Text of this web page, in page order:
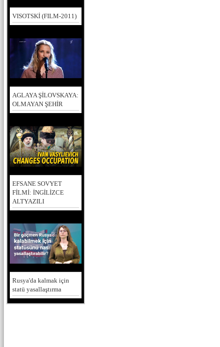
VISOTSKİ (FILM-2011)
AGLAYA ŞİLOVSKAYA:
OLMAYAN ŞEHİR
EFSANE SOVYET
FİLMİ: İNGİLİZCE
ALTYAZILI
Rusya'da kalmak için
statü yasallaştırma